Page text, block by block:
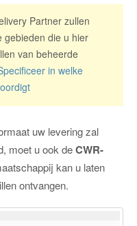
Partner zullen
gebieden die u hier
van beheerde
in welke
uw levering zal
moet u ook deCWR-
kan u laten
ontvangen.